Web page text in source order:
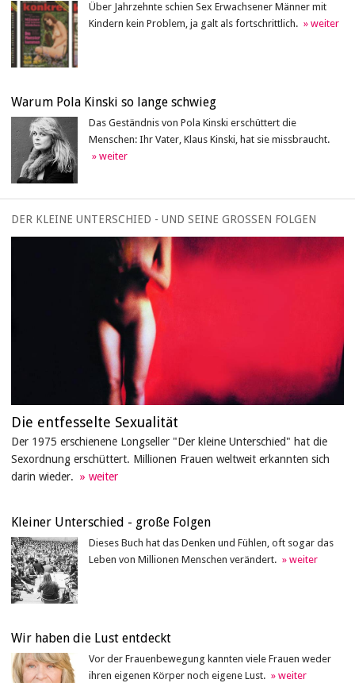
Über Jahrzehnte schien Sex Erwachsener Männer mit
Kindern kein Problem, ja galt als fortschrittlich.
Warum Pola Kinski so lange schwieg
Das Geständnis von Pola Kinski erschüttert die
Menschen: Ihr Vater, Klaus Kinski, hat sie missbraucht.
DER KLEINE UNTERSCHIED - UND SEINE GROSSEN FOLGEN
Die entfesselte Sexualität
Der 1975 erschienene Longseller "Der kleine Unterschied" hat die
Sexordnung erschüttert. Millionen Frauen weltweit erkannten sich
darin wieder.
Kleiner Unterschied - große Folgen
Dieses Buch hat das Denken und Fühlen, oft sogar das
Leben von Millionen Menschen verändert.
Wir haben die Lust entdeckt
Vor der Frauenbewegung kannten viele Frauen weder
ihren eigenen Körper noch eigene Lust.